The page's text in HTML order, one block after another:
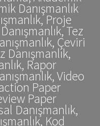
Danışmanlık
Proje
Tez
Çeviri
Danışmanlık,
Rapor
Video
Paper
Paper
Danışmanlık,
Kod